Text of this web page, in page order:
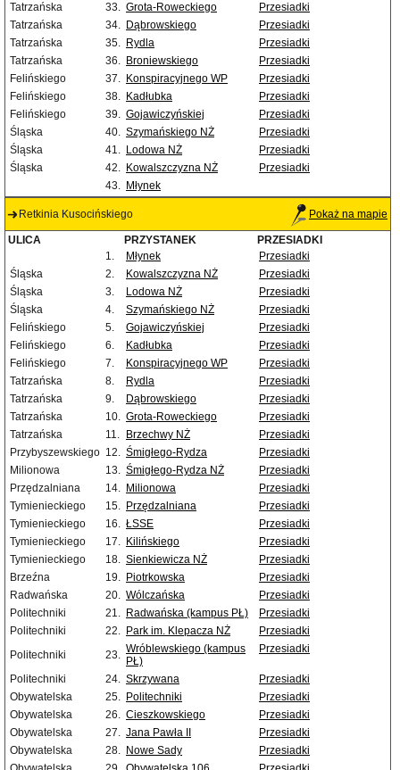
Tatrzańska
33. Grota-Roweckiego
Przesiadki
Tatrzańska
34. Dąbrowskiego
Przesiadki
Tatrzańska
35. Rydla
Przesiadki
Tatrzańska
36. Broniewskiego
Przesiadki
Felińskiego
37. Konspiracyjnego WP
Przesiadki
Felińskiego
38. Kadłubka
Przesiadki
Felińskiego
39. Gojawiczyńskiej
Przesiadki
Śląska
40. Szymańskiego NŻ
Przesiadki
Śląska
41. Lodowa NŻ
Przesiadki
Śląska
42. Kowalszczyzna NŻ
Przesiadki
43. Młynek
Retkinia Kusocińskiego Pokaż na mapie
ULICA PRZYSTANEK
PRZESIADKI
1.
Młynek
Przesiadki
Śląska
2. Kowalszczyzna NŻ
Przesiadki
Śląska
3. Lodowa NŻ
Przesiadki
Śląska
4. Szymańskiego NŻ
Przesiadki
Felińskiego
5. Gojawiczyńskiej
Przesiadki
Felińskiego
6. Kadłubka
Przesiadki
Felińskiego
7. Konspiracyjnego WP
Przesiadki
Tatrzańska
8. Rydla
Przesiadki
Tatrzańska
9. Dąbrowskiego
Przesiadki
Tatrzańska
10. Grota-Roweckiego
Przesiadki
Tatrzańska
11. Brzechwy NŻ
Przesiadki
Przybyszewskiego 12. Śmigłego-Rydza
Przesiadki
Milionowa
13. Śmigłego-Rydza NŻ
Przesiadki
Przędzalniana
14. Milionowa
Przesiadki
Tymienieckiego
15. Przędzalniana
Przesiadki
Tymienieckiego
16. ŁSSE
Przesiadki
Tymienieckiego
17. Kilińskiego
Przesiadki
Tymienieckiego
18. Sienkiewicza NŻ
Przesiadki
Brzeźna
19. Piotrkowska
Przesiadki
Radwańska
20. Wólczańska
Przesiadki
Politechniki
21. Radwańska (kampus PŁ)
Przesiadki
Politechniki
22. Park im. Klepacza NŻ
Przesiadki
Politechniki
23. Wróblewskiego (kampus
PŁ)
Przesiadki
Politechniki 24. Skrzywana
Przesiadki
Obywatelska
25. Politechniki
Przesiadki
Obywatelska
26. Cieszkowskiego
Przesiadki
Obywatelska
27. Jana Pawła II
Przesiadki
Obywatelska
28. Nowe Sady
Przesiadki